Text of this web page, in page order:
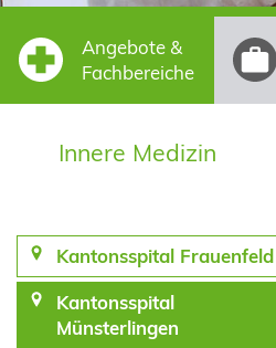
Angebote &
Fachbereiche
Innere Medizin
Kantonsspital Frauenfeld
Kantonsspital
Münsterlingen